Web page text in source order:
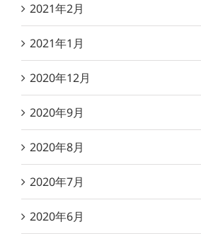
2021年2月
2021年1月
2020年12月
2020年9月
2020年8月
2020年7月
2020年6月